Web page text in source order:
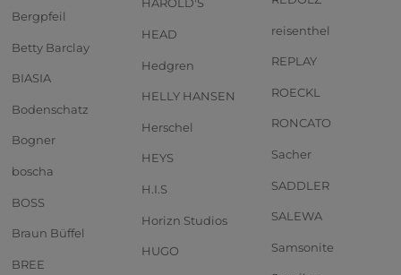
Bergpfeil
Betty Barclay
BIASIA
Bodenschatz
Bogner
boscha
BOSS
Braun Büffel
BREE
HAROLD'S
HEAD
Hedgren
HELLY HANSEN
Herschel
HEYS
H.I.S
Horizn Studios
HUGO
reisenthel
REPLAY
ROECKL
RONCATO
Sacher
SADDLER
SALEWA
Samsonite